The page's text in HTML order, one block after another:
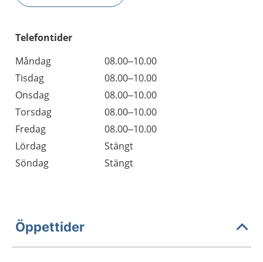
Telefontider
Måndag
08.00–10.00
Tisdag
08.00–10.00
Onsdag
08.00–10.00
Torsdag
08.00–10.00
Fredag
08.00–10.00
Lördag
Stängt
Söndag
Stängt
Öppettider